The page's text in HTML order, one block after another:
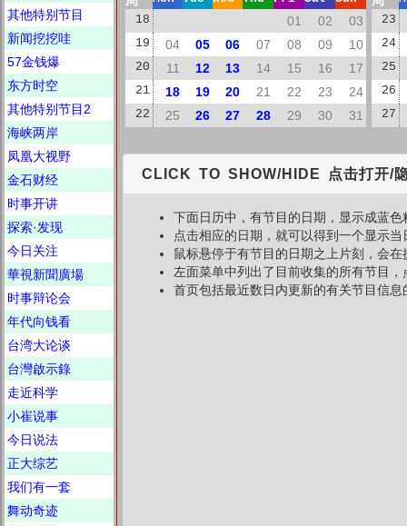
其他特别节目
新闻挖挖哇
57金钱爆
东方时空
其他特别节目2
海峡两岸
凤凰大视野
金石财经
时事开讲
探索·发现
今日关注
華視新聞廣場
时事辩论会
年代向钱看
台湾大论谈
台灣啟示錄
走近科学
小崔说事
今日说法
正大综艺
我们有一套
舞动奇迹
18
01 02 03
19 04 05 06 07 08 09 10
20 11 12 13 14 15 16 17
21 18 19 20 21 22 23 24
22 25 26 27 28 29 30 31
23
24
25
26
27
CLICK TO SHOW/HIDE 点击打开/
下面日历中，有节目的日期，显示成蓝
点击相应的日期，就可以得到一个显示
鼠标悬停于有节目的日期之上片刻，会
左面菜单中列出了目前收集的所有节目
首页包括最近数日内更新的有关节目信息